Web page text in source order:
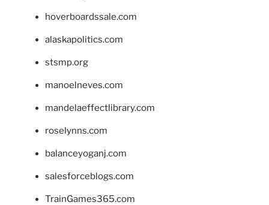
hoverboardssale.com
alaskapolitics.com
stsmp.org
manoelneves.com
mandelaeffectlibrary.com
roselynns.com
balanceyoganj.com
salesforceblogs.com
TrainGames365.com